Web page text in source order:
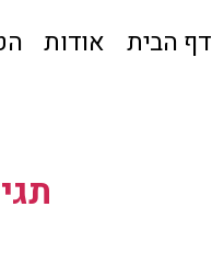
דף הבית אודות